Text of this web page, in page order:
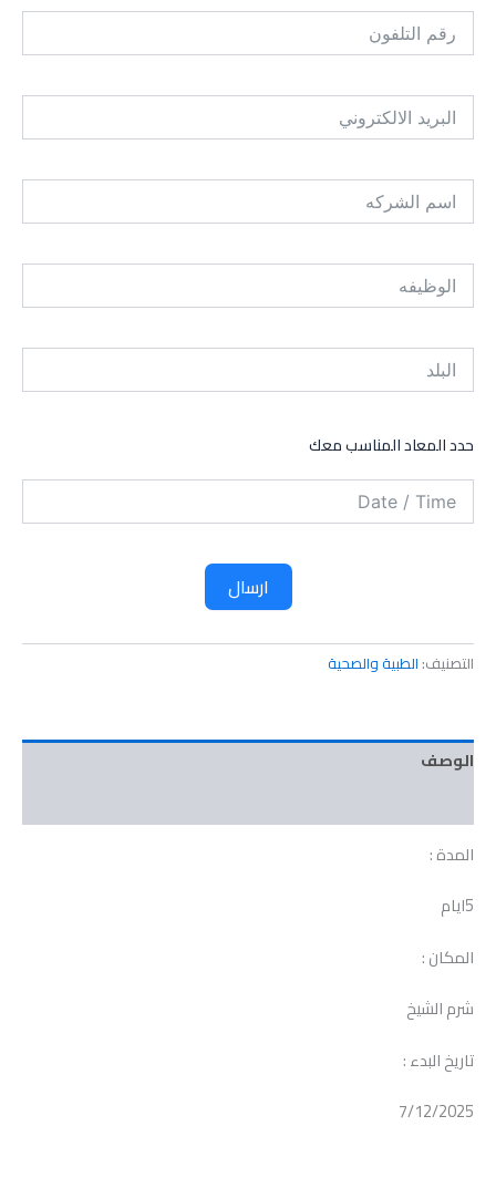
حدد المعاد المناسب معك
ارسال
التصنيف: الطبية والصحية
الوصف
المدة :
5ايام
المكان :
شرم الشيخ
تاريخ البدء :
7/12/2025